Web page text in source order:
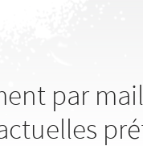
par